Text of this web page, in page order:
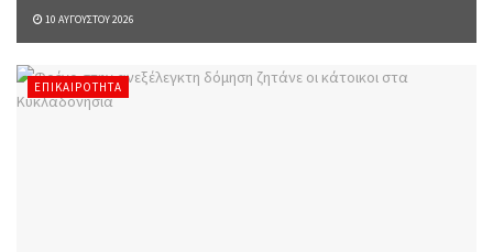
10 ΑΥΓΟΎΣΤΟΥ 2026
ΕΠΙΚΑΙΡΌΤΗΤΑ